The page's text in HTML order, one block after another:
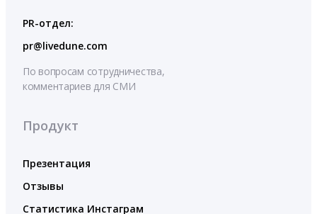
PR-отдел:
pr@livedune.com
По вопросам сотрудничества,
комментариев для СМИ
Продукт
Презентация
Отзывы
Статистика Инстаграм